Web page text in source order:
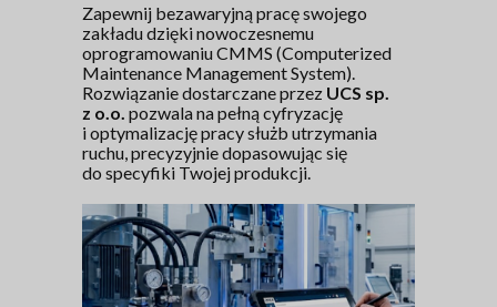
Zapewnij bezawaryjną pracę swojego
zakładu dzięki nowoczesnemu
oprogramowaniu CMMS (Computerized
Maintenance Management System).
Rozwiązanie dostarczane przez UCS sp.
z o.o. pozwala na pełną cyfryzację
i optymalizację pracy służb utrzymania
ruchu, precyzyjnie dopasowując się
do specyfiki Twojej produkcji.